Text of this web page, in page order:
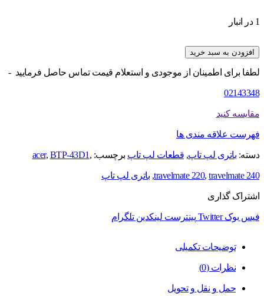
1 در انبار
افزودن به سبد خرید
لطفا برای اطمینان از موجودی و استعلام قیمت تماس حاصل فرمایید -
02143348
مقایسه کنید
فهرست علاقه مندی ها
دسته: باتری لپ تاپ, قطعات لپ تاپ برچسب: acer, BTP-43D1 ,
travelmate 220, travelmate 240
, باتری لپ تاپ
اشتراک گذاری
فیس بوک Twitter پینترست لینکدین تلگرام
توضیحات تکمیلی
نظرات (0)
حمل و نقل و تحویل